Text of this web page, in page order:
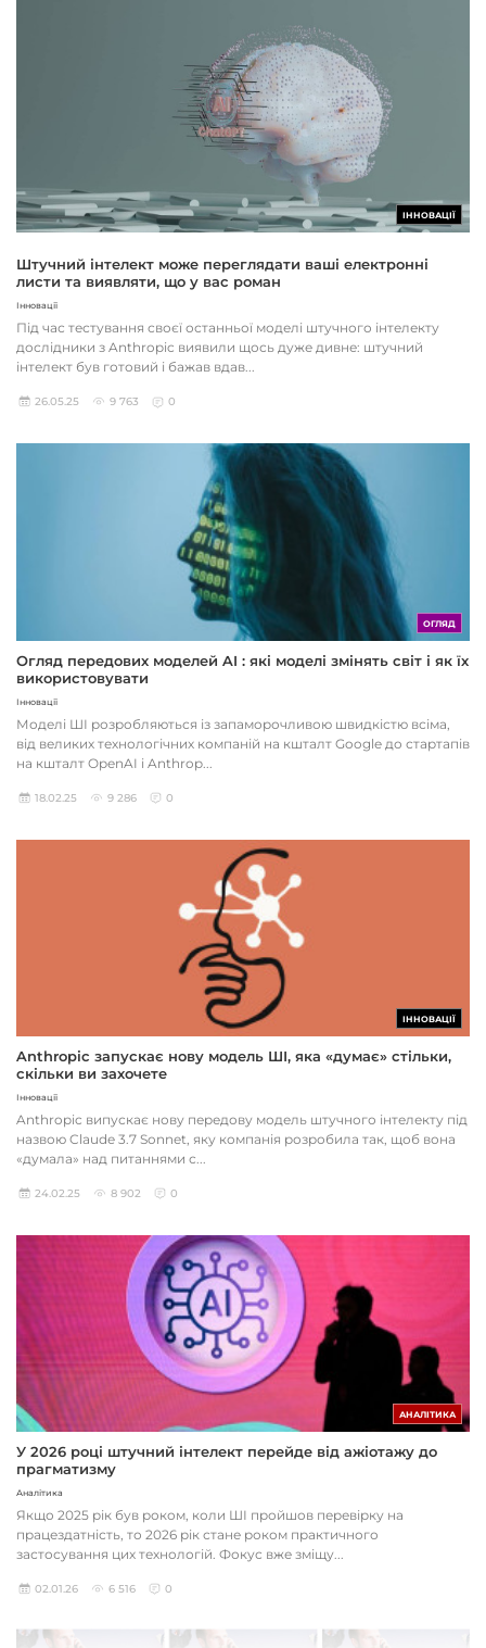
ІННОВАЦІЇ
Штучний інтелект може переглядати ваші електронні
листи та виявляти, що у вас роман
Інновації
Під час тестування своєї останньої моделі штучного інтелекту
дослідники з Anthropic виявили щось дуже дивне: штучний
інтелект був готовий і бажав вдав...
26.05.25 9 763 0
ОГЛЯД
Огляд передових моделей AI : які моделі змінять світ і як їх
використовувати
Інновації
Моделі ШІ розробляються із запаморочливою швидкістю всіма,
від великих технологічних компаній на кшталт Google до стартапів
на кшталт OpenAI і Anthrop...
18.02.25 9 286 0
ІННОВАЦІЇ
Anthropic запускає нову модель ШІ, яка «думає» стільки,
скільки ви захочете
Інновації
Anthropic випускає нову передову модель штучного інтелекту під
назвою Claude 3.7 Sonnet, яку компанія розробила так, щоб вона
«думала» над питаннями с...
24.02.25 8 902 0
АНАЛІТИКА
У 2026 році штучний інтелект перейде від ажіотажу до
прагматизму
Аналітика
Якщо 2025 рік був роком, коли ШІ пройшов перевірку на
працездатність, то 2026 рік стане роком практичного
застосування цих технологій. Фокус вже зміщу...
02.01.26 6 516 0